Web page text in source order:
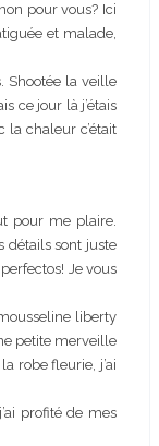
pour vous? Ici
et malade,
Shootée la veille
ce jour là j’étais
la chaleur c’était
pour me plaire.
détails sont juste
Je vous
liberty
petite merveille
robe fleurie, j’ai
profité de mes
pas trop
Marx